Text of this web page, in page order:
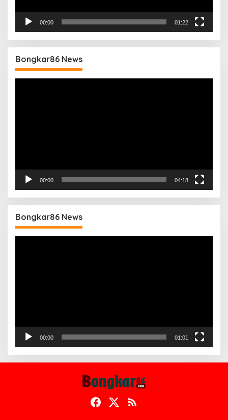
00:00 01:22
Bongkar86 News
00:00 04:18
Bongkar86 News
00:00 01:01